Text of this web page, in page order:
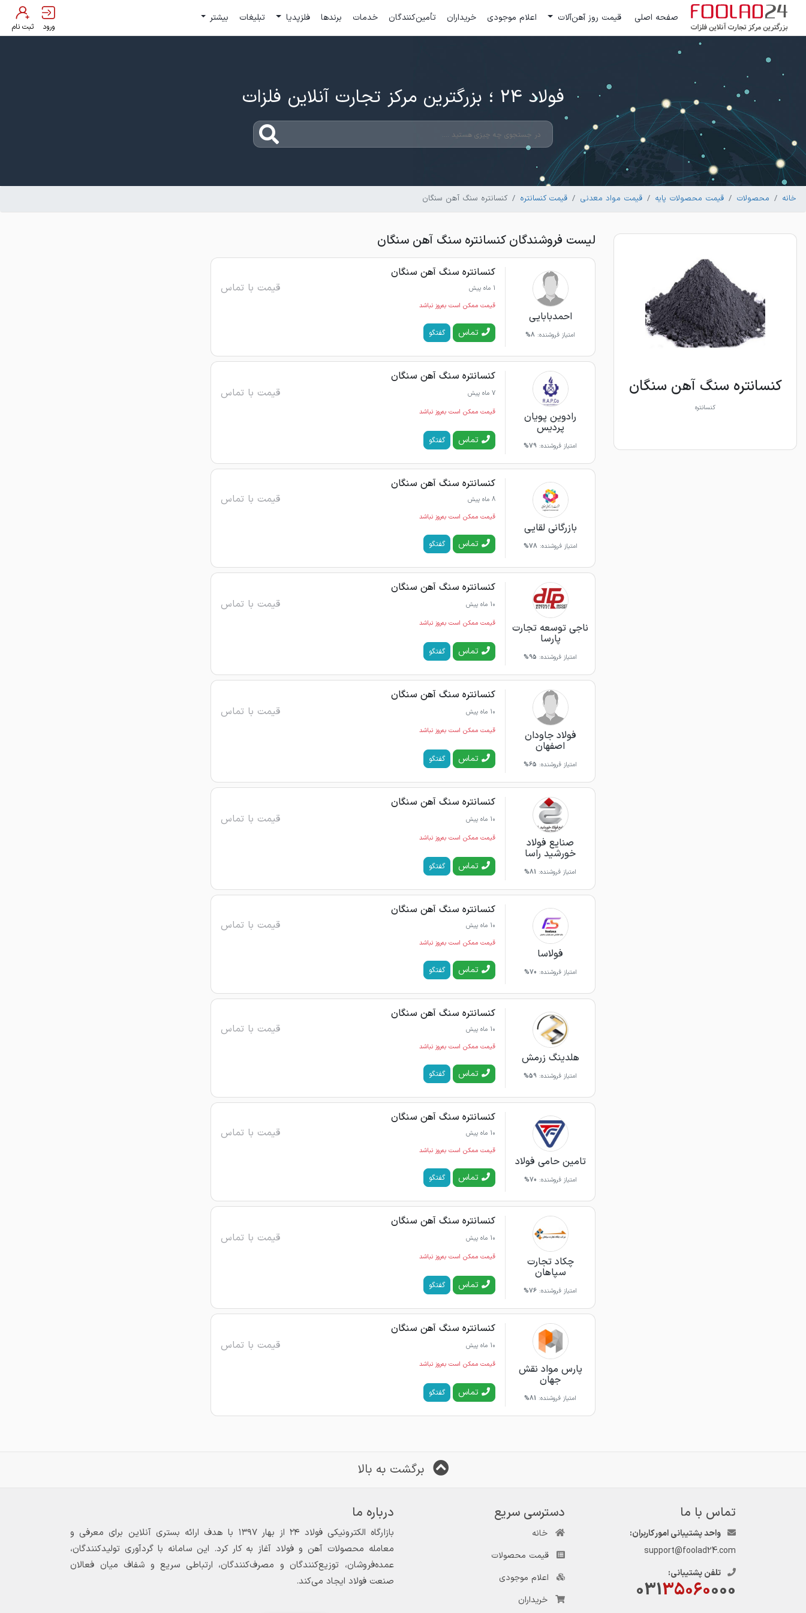
صفحه اصلی قیمت روز آهن‌آلات اعلام موجودی خریداران تأمین‌کنندگان خدمات برندها فلزپدیا تبلیغات بیشتر
ورود ثبت نام
فولاد 24 ؛ بزرگترین مرکز تجارت آنلاین فلزات
خانه محصولات قیمت محصولات پایه قیمت مواد معدنی قیمت کنسانتره کنسانتره سنگ آهن سنگان
کنسانتره سنگ آهن سنگان
کنسانتره
لیست فروشندگان کنسانتره سنگ آهن سنگان
احمدبابایی
امتیاز فروشنده: 8%
کنسانتره سنگ آهن سنگان
1 ماه پیش قیمت با تماس
قیمت ممکن است به‌روز نباشد
تماس گفتگو
رادوین پویان
پردیس
امتیاز فروشنده: 79%
کنسانتره سنگ آهن سنگان
7 ماه پیش قیمت با تماس
قیمت ممکن است به‌روز نباشد
تماس گفتگو
بازرگانی لقایی
امتیاز فروشنده: 78%
کنسانتره سنگ آهن سنگان
8 ماه پیش قیمت با تماس
قیمت ممکن است به‌روز نباشد
تماس گفتگو
ناجی توسعه تجارت
پارسا
امتیاز فروشنده: 95%
کنسانتره سنگ آهن سنگان
10 ماه پیش قیمت با تماس
قیمت ممکن است به‌روز نباشد
تماس گفتگو
فولاد جاودان
اصفهان
امتیاز فروشنده: 65%
کنسانتره سنگ آهن سنگان
10 ماه پیش قیمت با تماس
قیمت ممکن است به‌روز نباشد
تماس گفتگو
صنایع فولاد
خورشید راسا
امتیاز فروشنده: 81%
کنسانتره سنگ آهن سنگان
10 ماه پیش قیمت با تماس
قیمت ممکن است به‌روز نباشد
تماس گفتگو
فولاسا
امتیاز فروشنده: 70%
کنسانتره سنگ آهن سنگان
10 ماه پیش قیمت با تماس
قیمت ممکن است به‌روز نباشد
تماس گفتگو
هلدینگ زرمش
امتیاز فروشنده: 59%
کنسانتره سنگ آهن سنگان
10 ماه پیش قیمت با تماس
قیمت ممکن است به‌روز نباشد
تماس گفتگو
تامین حامی فولاد
امتیاز فروشنده: 70%
کنسانتره سنگ آهن سنگان
10 ماه پیش قیمت با تماس
قیمت ممکن است به‌روز نباشد
تماس گفتگو
چکاد تجارت
سپاهان
امتیاز فروشنده: 76%
کنسانتره سنگ آهن سنگان
10 ماه پیش قیمت با تماس
قیمت ممکن است به‌روز نباشد
تماس گفتگو
پارس مواد نقش
جهان
امتیاز فروشنده: 81%
کنسانتره سنگ آهن سنگان
10 ماه پیش قیمت با تماس
قیمت ممکن است به‌روز نباشد
تماس گفتگو
برگشت به بالا
تماس با ما
واحد پشتیبانی امور کاربران:
support@foolad24.com
تلفن پشتیبانی:
03135060000
دسترسی سریع
خانه
قیمت محصولات
اعلام موجودی
خریداران
درباره ما
بازارگاه الکترونیکی فولاد ۲۴ از بهار ۱۳۹۷ با هدف ارائه بستری آنلاین برای معرفی و
معامله محصولات آهن و فولاد آغاز به کار کرد. این سامانه با گردآوری تولیدکنندگان،
عمده‌فروشان، توزیع‌کنندگان و مصرف‌کنندگان، ارتباطی سریع و شفاف میان فعالان
صنعت فولاد ایجاد می‌کند.